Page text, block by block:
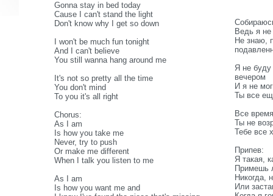
Gonna stay in bed today
Cause I can't stand the light
Don't know why I get so down
I won't be much fun tonight
And I can't believe
You still wanna hang around me
It's not so pretty all the time
You don't mind
To you it's all right
Chorus:
As I am
Is how you take me
Never, try to push
Or make me different
When I talk you listen to me
As I am
Is how you want me and
Ведь я не
Не знаю,
Я не буду
вечером
И я не
Ты все
Все
Ты не
Тебе все
Припев:
Я такая,
Примешь
Никогда,
Или